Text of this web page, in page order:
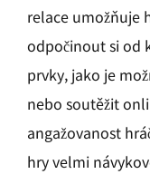
relace umožňuje
odpočinout si od
prvky, jako je
nebo soutěžit
angažovanost
hry velmi